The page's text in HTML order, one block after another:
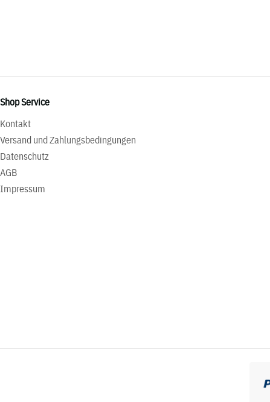
Shop Service
Kontakt
Versand und Zahlungsbedingungen
Datenschutz
AGB
Impressum